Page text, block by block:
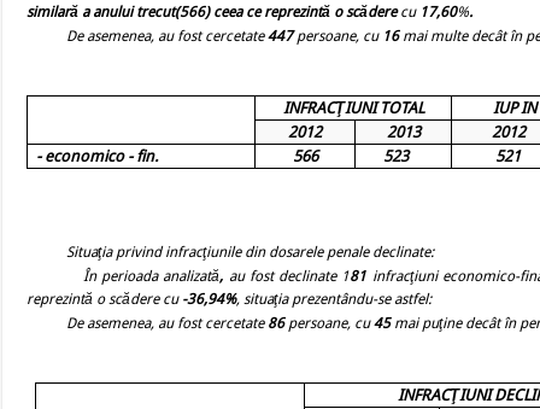
similară a anului trecut(566) ceea ce reprezintă o scăderecu 17,60%.
De asemenea, au fost cercetate447persoane, cu 16 mai multe decât în
INFRACŢIUNI TOTAL
IUP IN
2012
2013
2012
- economico - fin.
566 523 521
Situaţia privind infracţiunile din dosarele penale declinate:
În perioada analizată, au fost declinate 181 infracţiuni economico-
reprezintă o scăderecu -36,94%, situaţia prezentându-se astfel:
De asemenea, au fost cercetate 86persoane, cu45mai puţine decât în
INFRACŢIUNI